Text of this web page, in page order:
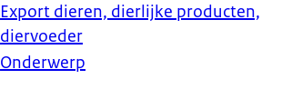
Export dieren, dierlijke producten,
diervoeder
Onderwerp